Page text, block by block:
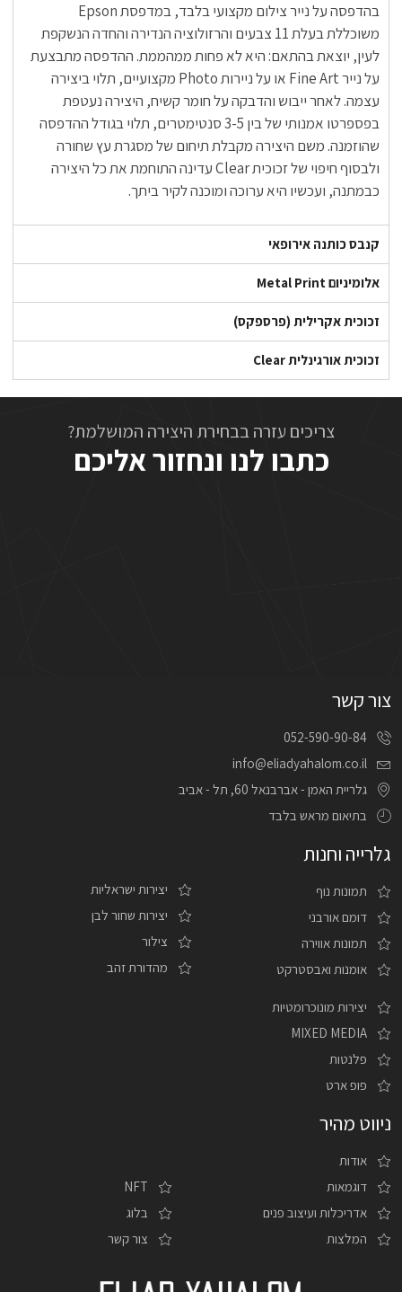
בהדפסה על נייר צילום מקצועי בלבד, במדפסת Epson
משוכללת בעלת 11 צבעים והרזולוציה הנדירה והחדה הנשקפת
לעין, יוצאת בהתאם: היא לא פחות ממהממת. ההדפסה מתבצעת
על נייר Fine Art או על ניירות Photo מקצועיים, תלוי ביצירה
עצמה. לאחר ייבוש והדבקה על חומר קשיח, היצירה נעטפת
בפספרטו אמנותי של בין 3-5 סנטימטרים, תלוי בגודל ההדפסה
שהוזמנה. משם היצירה מקבלת תיחום של מסגרת עץ שחורה
ולבסוף חיפוי של זכוכית Clear עדינה התוחמת את כל היצירה
כבמתנה, ועכשיו היא ערוכה ומוכנה לקיר ביתך.
קנבס כותנה אירופאי
אלומיניום Metal Print
זכוכית אקרילית (פרספקס)
זכוכית אורגינלית Clear
צריכים עזרה בבחירת היצירה המושלמת?
כתבו לנו ונחזור אליכם
צור קשר
052-590-90-84
info@eliadyahalom.co.il
גלריית האמן - אברבנאל 60, תל - אביב
בתיאום מראש בלבד
גלרייה וחנות
תמונות נוף
דומם אורבני
תמונות אווירה
אומנות ואבסטרקט
יצירות ישראליות
יצירות שחור לבן
צילור
מהדורת זהב
יצירות מונוכרומטיות
MIXED MEDIA
פלנטות
פופ ארט
ניווט מהיר
אודות
דוגמאות
אדריכלות ועיצוב פנים
המלצות
NFT
בלוג
צור קשר